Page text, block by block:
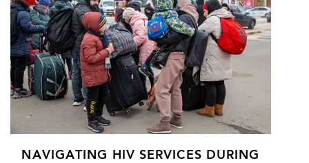
NAVIGATING HIV SERVICES DURING